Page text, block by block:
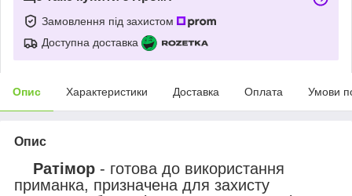
Замовлення під захистом
Доступна доставка
Опис Характеристики Доставка Оплата Умови
Опис
Ратімор - готова до використання
приманка, призначена для захисту